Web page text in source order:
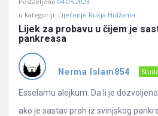
Učene
Latest
Pitanja
u kategoriji: Liječenje Rukja Hidžama
Lijek za probavu u čijem je
pankreasa
Nerma Islam854
Esselamu alejkum. Da li je
ako je sastav prah iz svinjskog